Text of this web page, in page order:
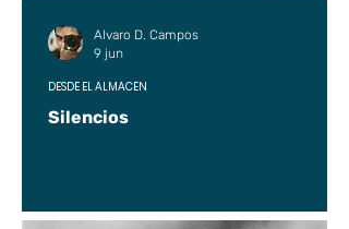
Silencios
DESDE EL ALMACÉN
Alvaro D. Campos
9 jun